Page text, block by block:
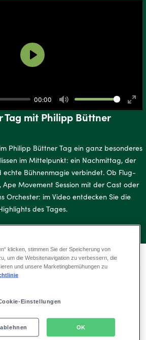
Tag mit Philipp Büttner
Philipp Büttner Tag ein ganz besonderes
im Mittelpunkt: ein Nachmittag, der
echte Bühnenmagie verbindet. Ob Flug-
Ape Movement Session mit der Cast oder
Orchester: im Video entdecken Sie die
des Tages.
00:00
Mute
Play
echte Backstage-Einblicke
schnuppern? Tauchen Sie ein in die
Disneys Musical TARZAN und erleben Sie
hinter die Kulissen des Stage Theaters
klicken, stimmen Sie der Speicherung von
um die Websitenavigation zu verbessern, die
und unsere Marketingbemühungen zu
Einstellungen
OK